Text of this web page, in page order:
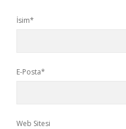
İsim*
E-Posta*
Web Sitesi